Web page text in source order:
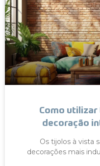
Como
decoração
Os tijolos à vista
decorações mais